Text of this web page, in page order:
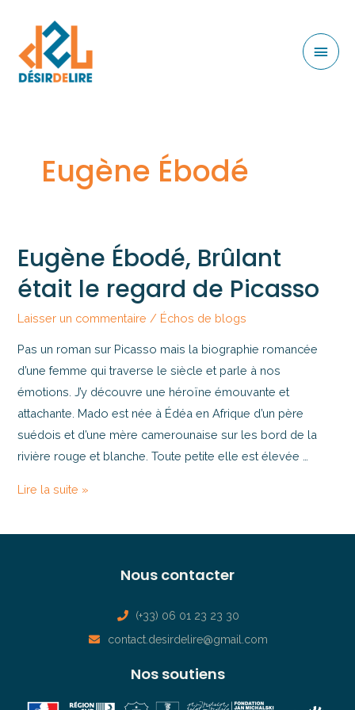
Eugène Ébodé
Eugène Ébodé, Brûlant
était le regard de Picasso
Laisser un commentaire / Échos de blogs
Pas un roman sur Picasso mais la biographie romancée
d’une femme qui traverse le siècle et parle à nos
émotions. J’y découvre une héroïne émouvante et
attachante. Mado est née à Édéa en Afrique d’un père
suédois et d’une mère camerounaise sur les bord de la
rivière rouge et blanche. Toute petite elle est élevée …
Lire la suite »
Nos soutiens
Nous contacter
(+33) 06 01 23 23 30
contact.desirdelire@gmail.com